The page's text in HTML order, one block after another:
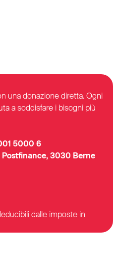
una donazione diretta. Ogni
a soddisfare i bisogni più
5000 6
3030 Berne
dalle imposte in